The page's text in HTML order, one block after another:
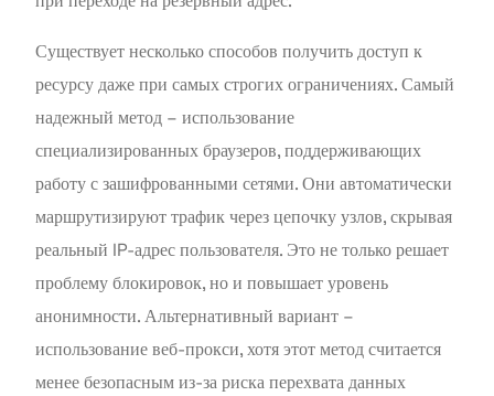
Существует несколько способов получить доступ к
ресурсу даже при самых строгих ограничениях. Самый
надежный метод – использование
специализированных браузеров, поддерживающих
работу с зашифрованными сетями. Они автоматически
маршрутизируют трафик через цепочку узлов, скрывая
реальный IP-адрес пользователя. Это не только решает
проблему блокировок, но и повышает уровень
анонимности. Альтернативный вариант –
использование веб-прокси, хотя этот метод считается
менее безопасным из-за риска перехвата данных